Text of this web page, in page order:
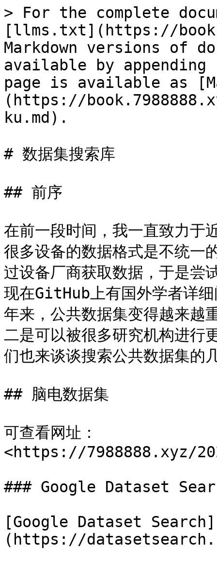
> For the complete
[llms.txt](https://
Markdown versions of
available by
page is available as
(https://
ku.md).
# 数据集搜索库
## 前序
在前一段时间，我一直致力于
很多设备的数据格式是不统一
过设备厂商获取数据，于是尝
现在GitHub上有国外学者详
年来，公共数据集变得越来越
二是可以被很多研究机构进行
们也来谈谈搜索公共数据集的
## 脑电数据集
可查看网址：
<https://7988888.xyz/
### Google Dataset
[Google Dataset Search]
(https://